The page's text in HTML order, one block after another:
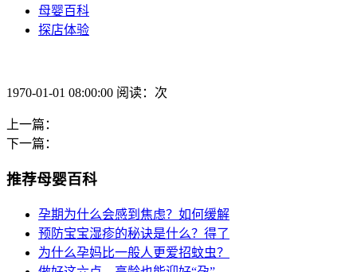
母婴百科
探店体验
1970-01-01 08:00:00 阅读：次
上一篇：
下一篇：
推荐母婴百科
孕期为什么会感到焦虑？如何缓解
预防宝宝湿疹的秘诀是什么？得了
为什么孕妈比一般人更爱招蚊虫？